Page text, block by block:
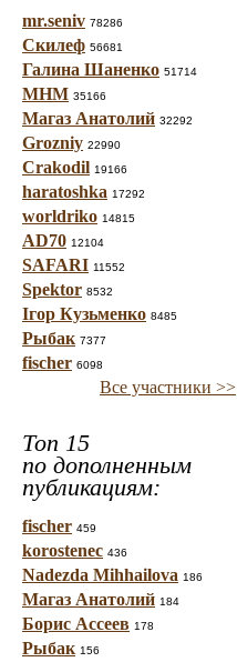
mr.seniv 78286
Скилеф 56681
Галина Шаненко 51714
МНМ 35166
Магаз Анатолий 32292
Grozniy 22990
Crakodil 19166
haratoshka 17292
worldriko 14815
AD70 12104
SAFARI 11552
Spektor 8532
Ігор Кузьменко 8485
Рыбак 7377
fischer 6098
Все участники >>
Топ 15
по дополненным
публикациям:
fischer 459
korostenec 436
Nadezda Mihhailova 186
Магаз Анатолий 184
Борис Ассеев 178
Рыбак 156